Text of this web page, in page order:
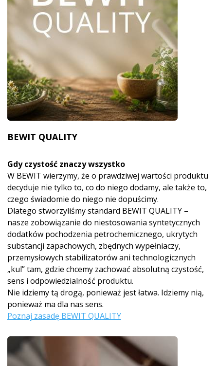
BEWIT QUALITY
Gdy czystość znaczy wszystko
W BEWIT wierzymy, że o prawdziwej wartości produktu
decyduje nie tylko to, co do niego dodamy, ale także to,
czego świadomie do niego nie dopuścimy.
Dlatego stworzyliśmy standard BEWIT QUALITY –
nasze zobowiązanie do niestosowania syntetycznych
dodatków pochodzenia petrochemicznego, ukrytych
substancji zapachowych, zbędnych wypełniaczy,
przemysłowych stabilizatorów ani technologicznych
„kul” tam, gdzie chcemy zachować absolutną czystość,
sens i odpowiedzialność produktu.
Nie idziemy tą drogą, ponieważ jest łatwa. Idziemy nią,
ponieważ ma dla nas sens.
Poznaj zasadę BEWIT QUALITY